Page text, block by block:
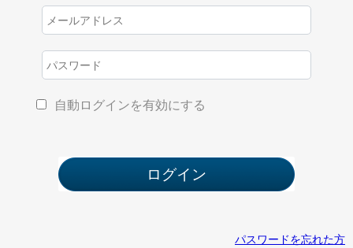
自動ログインを有効にする
パスワードを忘れた方